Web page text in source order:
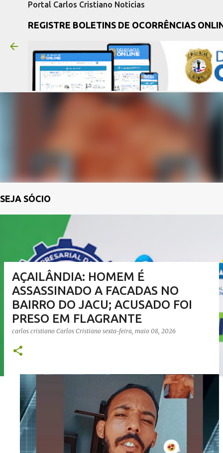
Portal Carlos Cristiano Noticias
REGISTRE BOLETINS DE OCORRÊNCIAS
SEJA SÓCIO
AÇAILÂNDIA: HOMEM É
ASSASSINADO A FACADAS NO
BAIRRO DO JACU; ACUSADO FOI
PRESO EM FLAGRANTE
carlos cristiano Carlos Cristiano sexta-feira, maio 08, 2026